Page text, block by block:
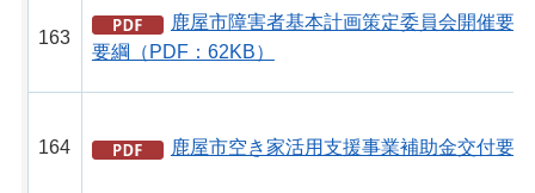
163
鹿屋市障害者基本計画策定委員会開催要
要綱（PDF：62KB）
164 鹿屋市空き家活用支援事業補助金交付要